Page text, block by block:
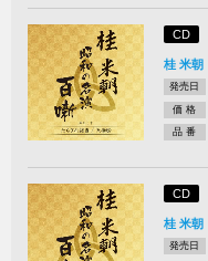
CD
桂 米
発売日
価 格
品 番
CD
桂 米朝
発売日